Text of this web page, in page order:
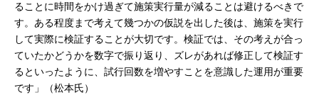
ることに時間をかけ過ぎて施策実行量が減ることは避けるべきで
す。ある程度まで考えて幾つかの仮説を出した後は、施策を実行
して実際に検証することが大切です。検証では、その考えが合っ
ていたかどうかを数字で振り返り、ズレがあれば修正して検証す
るといったように、試行回数を増やすことを意識した運用が重要
です」（松本氏）